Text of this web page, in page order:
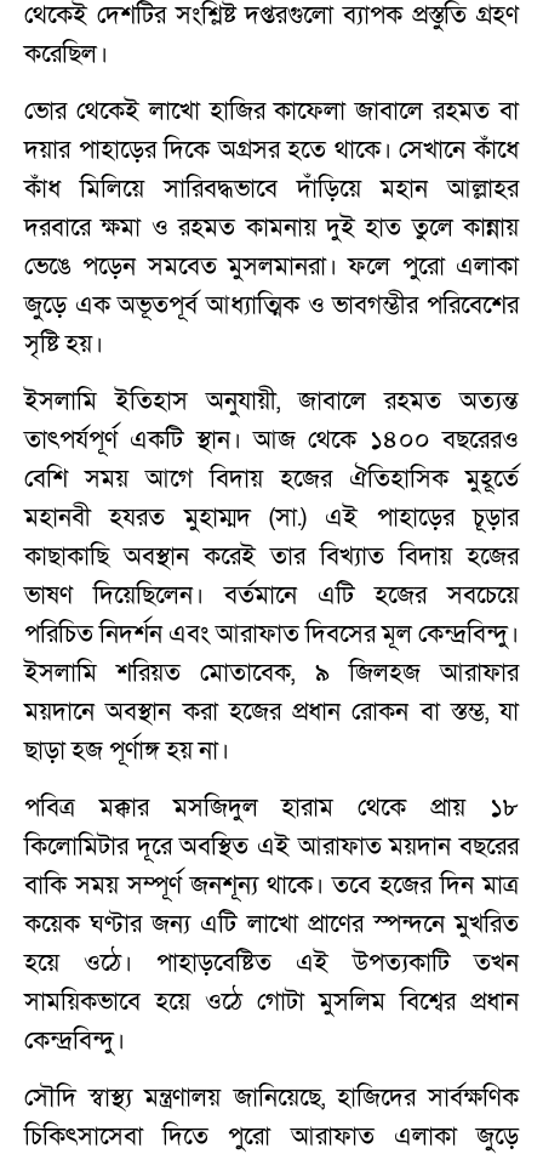
থেকেই দেশটির সংশ্লিষ্ট দপ্তরগুলো ব্যাপক প্রস্তুতি গ্রহণ
করেছিল।
ভোর থেকেই লাখো হাজির কাফেলা জাবালে রহমত বা
দয়ার পাহাড়ের দিকে অগ্রসর হতে থাকে। সেখানে কাঁধে
কাঁধ মিলিয়ে সারিবদ্ধভাবে দাঁড়িয়ে মহান আল্লাহর
দরবারে ক্ষমা ও রহমত কামনায় দুই হাত তুলে কান্নায়
ভেঙে পড়েন সমবেত মুসলমানরা। ফলে পুরো এলাকা
জুড়ে এক অভূতপূর্ব আধ্যাত্মিক ও ভাবগম্ভীর পরিবেশের
সৃষ্টি হয়।
ইসলামি ইতিহাস অনুযায়ী, জাবালে রহমত অত্যন্ত
তাৎপর্যপূর্ণ একটি স্থান। আজ থেকে ১৪০০ বছরেরও
বেশি সময় আগে বিদায় হজের ঐতিহাসিক মুহূর্তে
মহানবী হযরত মুহাম্মদ (সা.) এই পাহাড়ের চূড়ার
কাছাকাছি অবস্থান করেই তার বিখ্যাত বিদায় হজের
ভাষণ দিয়েছিলেন। বর্তমানে এটি হজের সবচেয়ে
পরিচিত নিদর্শন এবং আরাফাত দিবসের মূল কেন্দ্রবিন্দু।
ইসলামি শরিয়ত মোতাবেক, ৯ জিলহজ আরাফার
ময়দানে অবস্থান করা হজের প্রধান রোকন বা স্তম্ভ, যা
ছাড়া হজ পূর্ণাঙ্গ হয় না।
পবিত্র মক্কার মসজিদুল হারাম থেকে প্রায় ১৮
কিলোমিটার দূরে অবস্থিত এই আরাফাত ময়দান বছরের
বাকি সময় সম্পূর্ণ জনশূন্য থাকে। তবে হজের দিন মাত্র
কয়েক ঘণ্টার জন্য এটি লাখো প্রাণের স্পন্দনে মুখরিত
হয়ে ওঠে। পাহাড়বেষ্টিত এই উপত্যকাটি তখন
সাময়িকভাবে হয়ে ওঠে গোটা মুসলিম বিশ্বের প্রধান
কেন্দ্রবিন্দু।
সৌদি স্বাস্থ্য মন্ত্রণালয় জানিয়েছে, হাজিদের সার্বক্ষণিক
চিকিৎসাসেবা দিতে পুরো আরাফাত এলাকা জুড়ে